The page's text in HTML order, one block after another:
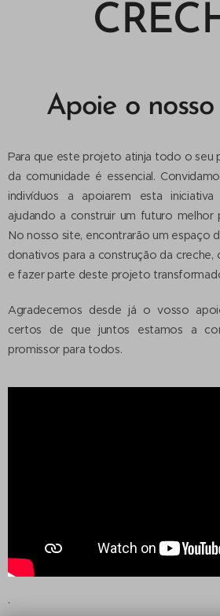
Apoie o
Para que este projeto atinja todo o seu
da comunidade é essencial.
indivíduos a apoiarem esta
ajudando a construir um futuro melhor
No nosso site, encontrarão um espaço
donativos para a construção da
e fazer parte deste projeto
Agradecemos desde já o vosso
certos de que juntos estamos a
promissor para todos.
.